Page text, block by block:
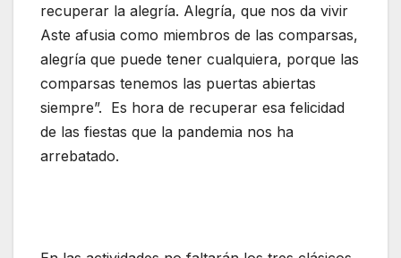
recuperar la alegría. Alegría, que nos da vivir
Aste afusia como miembros de las comparsas,
alegría que puede tener cualquiera, porque las
comparsas tenemos las puertas abiertas
siempre”. Es hora de recuperar esa felicidad
de las fiestas que la pandemia nos ha
arrebatado.